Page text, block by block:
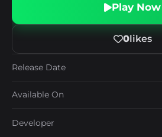
Play Now
0likes
Release Date
Available On
Developer